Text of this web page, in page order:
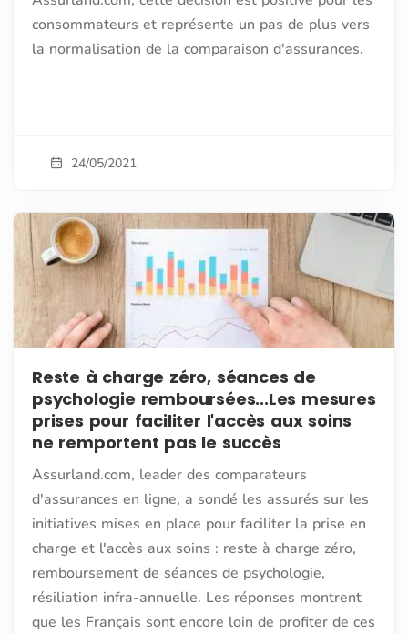
consommateurs et représente un pas de plus vers
la normalisation de la comparaison d'assurances.
24/05/2021
Reste à charge zéro, séances de
psychologie remboursées...Les mesures
prises pour faciliter l'accès aux soins
ne remportent pas le succès
Assurland.com, leader des comparateurs
d'assurances en ligne, a sondé les assurés sur les
initiatives mises en place pour faciliter la prise en
charge et l'accès aux soins : reste à charge zéro,
remboursement de séances de psychologie,
résiliation infra-annuelle. Les réponses montrent
que les Français sont encore loin de profiter de ces